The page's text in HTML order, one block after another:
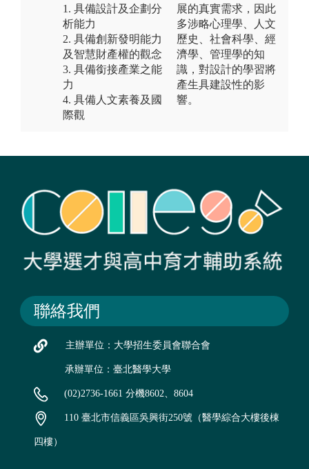
1. 具備設計及企劃分
析能力
2. 具備創新發明能力
及智慧財產權的觀念
3. 具備銜接產業之能
力
4. 具備人文素養及國
際觀
展的真實需求，因此
多涉略心理學、人文
歷史、社會科學、經
濟學、管理學的知
識，對設計的學習將
產生具建設性的影
響。
聯絡我們
主辦單位：大學招生委員會聯合會
承辦單位：臺北醫學大學
(02)2736-1661 分機8602、8604
110 臺北市信義區吳興街250號（醫學綜合大樓後棟
四樓）